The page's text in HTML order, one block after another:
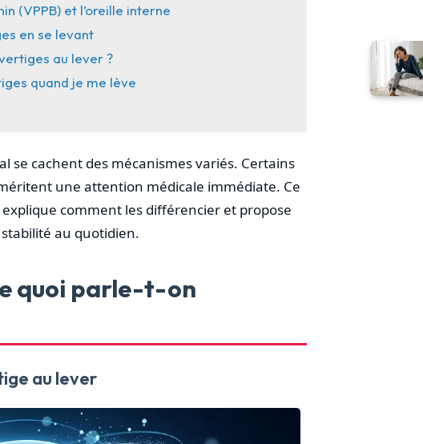
(VPPB) et l’oreille interne
en se levant
au lever ?
quand je me lève
se cachent des mécanismes variés. Certains
une attention médicale immédiate. Ce
comment les différencier et propose
au quotidien.
quoi parle-t-on
au lever